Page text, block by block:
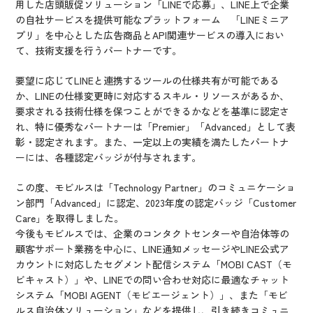
用した店頭販促ソリューション「LINEで応募」、LINE上で企業
の自社サービスを提供可能なプラットフォーム 「LINEミニア
プリ」を中心とした広告商品とAPI関連サービスの導入におい
て、技術支援を行うパートナーです。
要望に応じてLINEと連携するツールの仕様共有が可能である
か、LINEの仕様変更時に対応するスキル・リソースがあるか、
要求される技術仕様を保つことができるかなどを基準に認定さ
れ、特に優秀なパートナーは「Premier」「Advanced」として表
彰・認定されます。また、一定以上の実績を満たしたパートナ
ーには、各種認定バッジが付与されます。
この度、モビルスは「Technology Partner」のコミュニケーショ
ン部門「Advanced」に認定、2023年度の認定バッジ「Customer
Care」を取得しました。
今後もモビルスでは、企業のコンタクトセンターや自治体等の
顧客サポート業務を中心に、LINE通知メッセージやLINE公式ア
カウントに対応したセグメント配信システム「MOBI CAST（モ
ビキャスト）」や、LINEでの問い合わせ対応に最適なチャット
システム「MOBI AGENT（モビエージェント）」、また「モビ
ルス自治体ソリューション」などを提供し、引き続きコミュニ